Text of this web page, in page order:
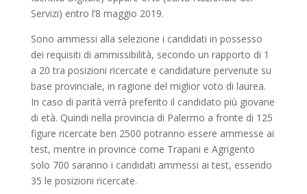
Servizi) entro l’8 maggio 2019.
Sono ammessi alla selezione i candidati in possesso
dei requisiti di ammissibilità, secondo un rapporto di 1
a 20 tra posizioni ricercate e candidature pervenute su
base provinciale, in ragione del miglior voto di laurea.
In caso di parità verrà preferito il candidato più giovane
di età. Quindi nella provincia di Palermo a fronte di 125
figure ricercate ben 2500 potranno essere ammesse ai
test, mentre in province come Trapani e Agrigento
solo 700 saranno i candidati ammessi ai test, essendo
35 le posizioni ricercate.